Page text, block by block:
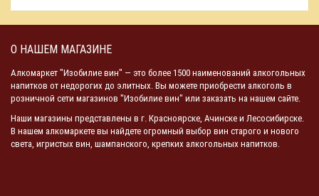
О НАШЕМ МАГАЗИНЕ
Алкомаркет "Изобилие вин" — это более 1500 наименований алкогольных
напитков от недорогих до элитных. Вы можете приобрести алкоголь в
розничной сети магазинов "Изобилие вин" или заказать на нашем сайте.
Наши магазины представлены в г. Красноярске, Ачинске и Лесосибирске.
В нашем алкомаркете вы найдете огромный выбор вин старого и нового
света, игристых вин, шампанского, крепких алкогольных напитков.